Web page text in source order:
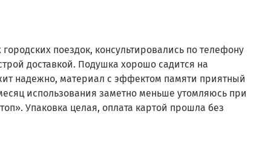
поездок, консультировались по телефону
доставкой. Подушка хорошо садится на
надежно, материал с эффектом памяти приятный
использования заметно меньше утомляюсь при
Упаковка целая, оплата картой прошла без